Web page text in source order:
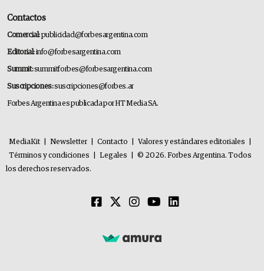
Contactos
Comercial:publicidad@forbesargentina.com
Editorial:info@forbesargentina.com
Summit:summitforbes@forbesargentina.com
Suscripciones:suscripciones@forbes.ar
Forbes Argentina es publicada por HT Media SA.
MediaKit Newsletter Contacto Valores y estándares editoriales
Términos y condiciones
Legales
© 2026. Forbes Argentina. Todos
los derechos reservados.